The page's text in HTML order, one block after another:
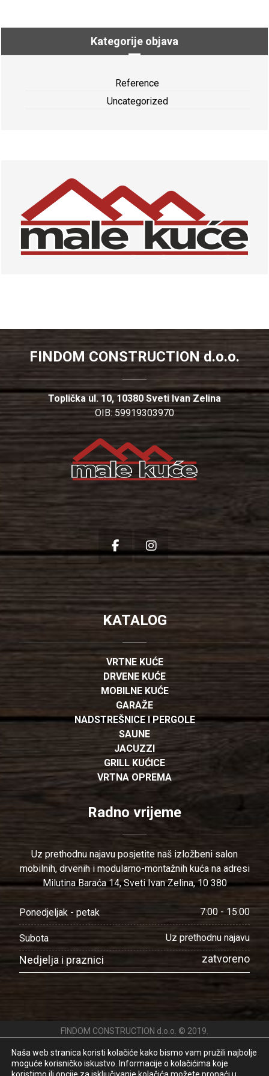
Kategorije objava
Reference
Uncategorized
FINDOM CONSTRUCTION d.o.o.
Toplička ul. 10, 10380 Sveti Ivan Zelina
OIB: 59919303970
KATALOG
VRTNE KUĆE
DRVENE KUĆE
MOBILNE KUĆE
GARAŽE
NADSTREŠNICE I PERGOLE
SAUNE
JACUZZI
GRILL KUĆICE
VRTNA OPREMA
Radno vrijeme
Uz prethodnu najavu posjetite naš izložbeni salon
mobilnih, drvenih i modularno-montažnih kuća na adresi
Milutina Baraća 14, Sveti Ivan Zelina, 10 380
Ponedjeljak - petak 7:00 - 15:00
Subota Uz prethodnu najavu
Nedjelja i praznici zatvoreno
FINDOM CONSTRUCTION d.o.o. © 2019.
Pravila privatnosti
Naša web stranica koristi kolačiće kako bismo vam pružili najbolje
moguće korisničko iskustvo. Informacije o kolačićima koje